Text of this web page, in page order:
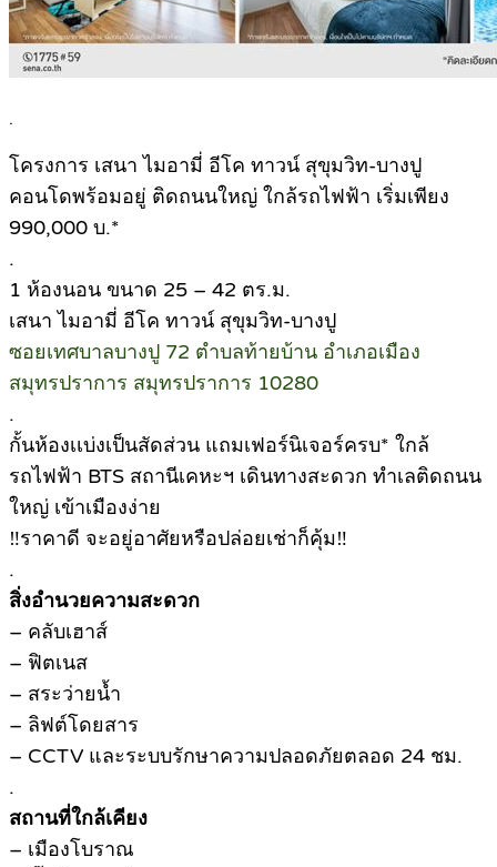
.
โครงการ เสนา ไมอามี่ อีโค ทาวน์ สุขุมวิท-บางปู
คอนโดพร้อมอยู่ ติดถนนใหญ่ ใกล้รถไฟฟ้า เริ่มเพียง
990,000 บ.*
.
1 ห้องนอน ขนาด 25 – 42 ตร.ม.
เสนา ไมอามี่ อีโค ทาวน์ สุขุมวิท-บางปู
ซอยเทศบาลบางปู 72 ตำบลท้ายบ้าน อำเภอเมือง
สมุทรปราการ สมุทรปราการ 10280
.
กั้นห้องเเบ่งเป็นสัดส่วน แถมเฟอร์นิเจอร์ครบ* ใกล้
รถไฟฟ้า BTS สถานีเคหะฯ เดินทางสะดวก ทำเลติดถนน
ใหญ่ เข้าเมืองง่าย
‼ราคาดี จะอยู่อาศัยหรือปล่อยเช่าก็คุ้ม‼
.
สิ่งอำนวยความสะดวก
– คลับเฮาส์
– ฟิตเนส
– สระว่ายน้ำ
– ลิฟต์โดยสาร
– CCTV และระบบรักษาความปลอดภัยตลอด 24 ชม.
.
สถานที่ใกล้เคียง
– เมืองโบราณ